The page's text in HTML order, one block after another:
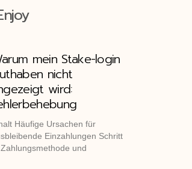
mein Stake-login
nicht
wird:
Häufige Ursachen für
Einzahlungen Schritt
und